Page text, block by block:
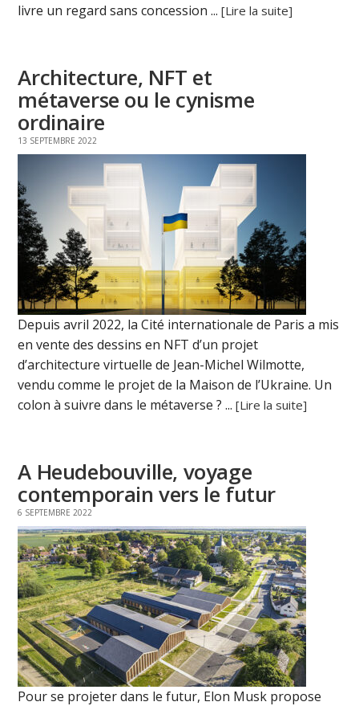
livre un regard sans concession ...[Lire la suite]
Architecture, NFT et
métaverse ou le cynisme
ordinaire
13 SEPTEMBRE 2022
Depuis avril 2022, la Cité internationale de Paris a mis
en vente des dessins en NFT d’un projet
d’architecture virtuelle de Jean-Michel Wilmotte,
vendu comme le projet de la Maison de l’Ukraine. Un
colon à suivre dans le métaverse ? ...[Lire la suite]
A Heudebouville, voyage
contemporain vers le futur
6 SEPTEMBRE 2022
Pour se projeter dans le futur, Elon Musk propose